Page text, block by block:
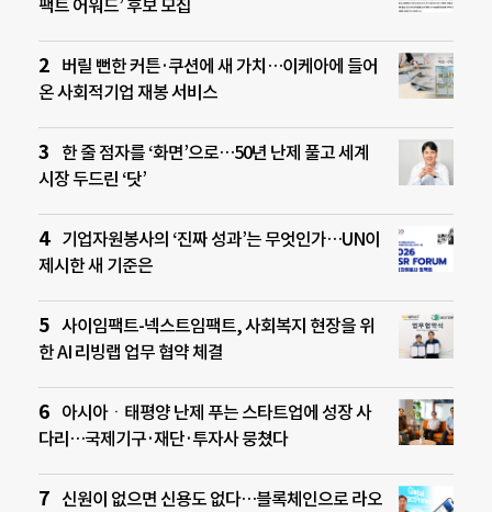
팩트 어워드’ 후보 모집
버릴 뻔한 커튼·쿠션에 새 가치…이케아에 들어
온 사회적기업 재봉 서비스
한 줄 점자를 ‘화면’으로…50년 난제 풀고 세계
시장 두드린 ‘닷’
기업자원봉사의 ‘진짜 성과’는 무엇인가…UN이
제시한 새 기준은
사이임팩트-넥스트임팩트, 사회복지 현장을 위
한 AI 리빙랩 업무 협약 체결
아시아ㆍ태평양 난제 푸는 스타트업에 성장 사
다리…국제기구·재단·투자사 뭉쳤다
신원이 없으면 신용도 없다…블록체인으로 라오